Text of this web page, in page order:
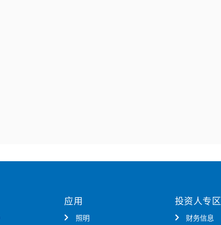
应用
照明
投资人专区
财务信息